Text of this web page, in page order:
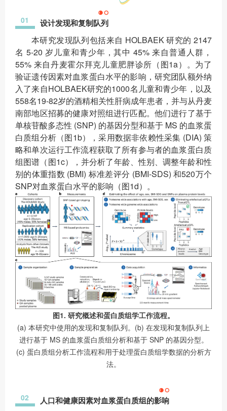
01 设计发现和复制队列
本研究发现队列包括来自 HOLBAEK 研究的 2147
名 5-20 岁儿童和青少年，其中 45% 来自普通人群，
55% 来自丹麦霍尔拜克儿童肥胖诊所（图1a）。为了
验证遗传因素对血浆蛋白水平的影响，研究团队额外纳
入了来自HOLBAEK研究的1000名儿童和青少年，以及
558名19-82岁的酒精相关性肝病成年患者，并与从丹麦
南部地区招募的健康对照组进行匹配。他们进行了基于
单核苷酸多态性 (SNP) 的基因分型和基于 MS 的血浆蛋
白质组分析（图1b），采用数据非依赖性采集 (DIA) 策
略和单次运行工作流程获取了所有参与者的血浆蛋白质
组图谱（图1c），并分析了年龄、性别、调整年龄和性
别的体重指数 (BMI) 标准差评分 (BMI-SDS) 和520万个
SNP对血浆蛋白水平的影响（图1d）。
图1. 研究概述和蛋白质组学工作流程。
(a) 本研究中使用的发现和复制队列。(b) 在发现和复制队列上
进行基于 MS 的血浆蛋白质组分析和基于 SNP 的基因分型。
(c) 蛋白质组分析工作流程和用于处理蛋白质组学数据的分析方
法。
02 人口和健康因素对血浆蛋白质组的影响